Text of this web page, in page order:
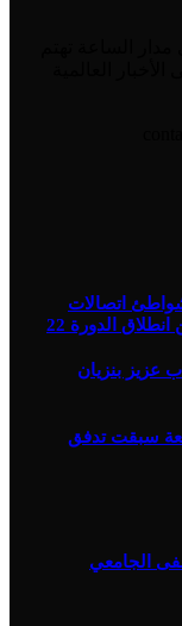
اتصالات
الدورة 22
عزيز بنزيان
سبقت تدفق
الجامعي